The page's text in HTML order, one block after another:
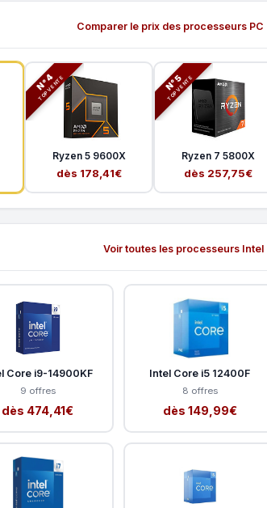
Comparer le prix des processeurs
N°4
TOP VENTE
Ryzen 5 9600X
dès 178,41€
N°5
TOP VENTE
Ryzen 7 5800X
dès 257,75€
Voir toutes les processeurs
Core i9-14900KF
9 offres
dès 474,41€
Intel Core i5 12400F
8 offres
dès 149,99€